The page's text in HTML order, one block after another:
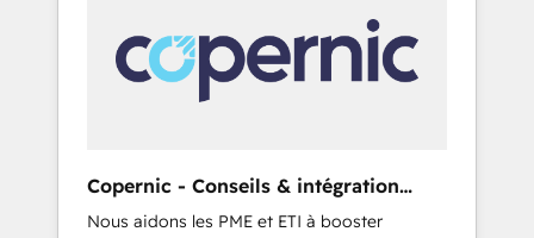
portal? We are built for the work.
our clients gain a unique advantage in CRM
architecture, pipeline generation, data
intelligence, and go-to-market execution.
days ⚡ - Global: 75+ RPers across five
continents 🌐 - Scale: Largest organically
Copernic - Conseils & intégration
HubSpot
Nous aidons les PME et ETI à booster